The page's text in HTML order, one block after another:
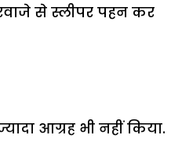
से स्लीपर पहन कर
आग्रह भी नहीं किया.